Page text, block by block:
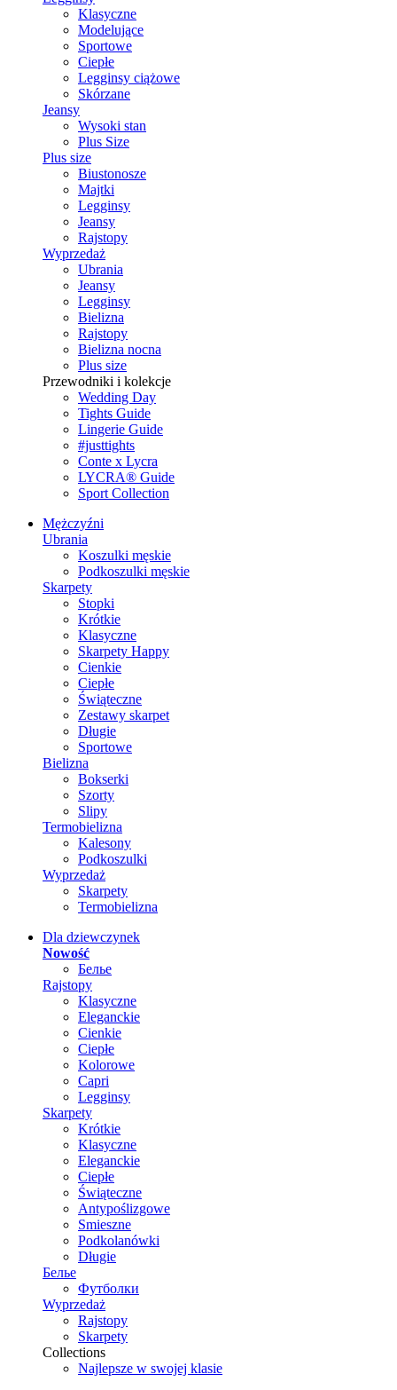
Klasyczne
Modelujące
Sportowe
Ciepłe
Legginsy ciążowe
Skórzane
Jeansy
Wysoki stan
Plus Size
Plus size
Biustonosze
Majtki
Legginsy
Jeansy
Rajstopy
Wyprzedaż
Ubrania
Jeansy
Legginsy
Bielizna
Rajstopy
Bielizna nocna
Plus size
Przewodniki i kolekcje
Wedding Day
Tights Guide
Lingerie Guide
#justtights
Conte x Lycra
LYCRA® Guide
Sport Сollection
Mężczyźni
Ubrania
Koszulki męskie
Podkoszulki męskie
Skarpety
Stopki
Krótkie
Klasyczne
Skarpety Happy
Cienkie
Ciepłe
Świąteczne
Zestawy skarpet
Długie
Sportowe
Bielizna
Bokserki
Szorty
Slipy
Termobielizna
Kalesony
Podkoszulki
Wyprzedaż
Skarpety
Termobielizna
Dla dziewczynek
Nowość
Белье
Rajstopy
Klasyczne
Eleganckie
Cienkie
Ciepłe
Kolorowe
Capri
Legginsy
Skarpety
Krótkie
Klasyczne
Eleganckie
Ciepłe
Świąteczne
Antypoślizgowe
Smieszne
Podkolanówki
Długie
Белье
Футболки
Wyprzedaż
Rajstopy
Skarpety
Collections
Najlepsze w swojej klasie